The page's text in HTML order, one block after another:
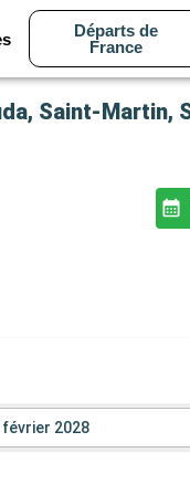
Départs de
France
février 2028